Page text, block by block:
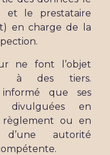
et le prestataire
en charge de la
ne font l’objet
à des tiers.
informé que ses
divulguées en
règlement ou en
autorité